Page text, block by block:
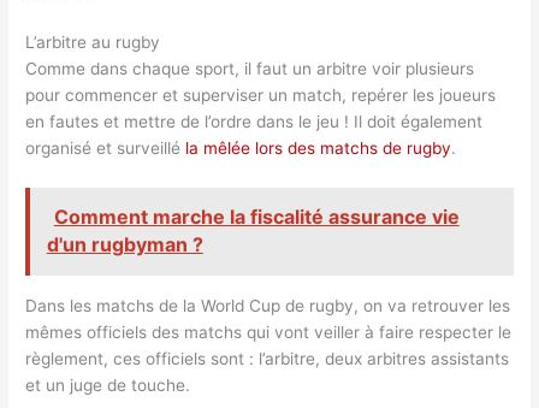
L’arbitre au rugby
Comme dans chaque sport, il faut un arbitre voir plusieurs
pour commencer et superviser un match, repérer les joueurs
en fautes et mettre de l’ordre dans le jeu ! Il doit également
organisé et surveillé la mêlée lors des matchs de rugby.
Comment marche la fiscalité assurance vie
d'un rugbyman ?
Dans les matchs de la World Cup de rugby, on va retrouver les
mêmes officiels des matchs qui vont veiller à faire respecter le
règlement, ces officiels sont : l’arbitre, deux arbitres assistants
et un juge de touche.